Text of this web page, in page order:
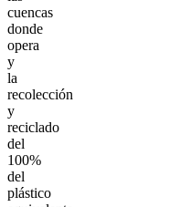
cuencas
donde
opera
y
la
recolección
y
reciclado
del
100%
del
plástico